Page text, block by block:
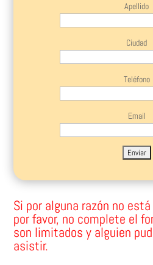
Apellido
Ciudad
Teléfono
Email
Si por alguna razón no
por favor, no complete el
son limitados y alguien
asistir.